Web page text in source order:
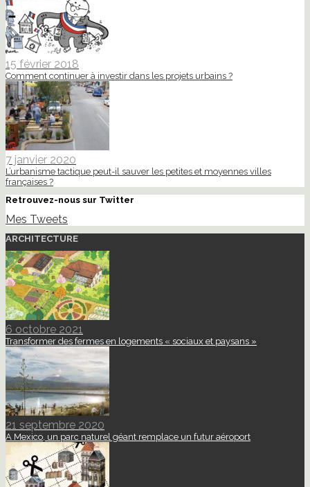
15 février 2018
Comment continuer à investir dans les projets urbains ?
7 janvier 2020
L’urbanisme tactique peut-il sauver les petites et moyennes villes
françaises ?
Retrouvez-nous sur Twitter
Mes Tweets
ARCHITECTURE
6 octobre 2021
Transformer des fermes en logements « sociaux et paysans »
21 septembre 2020
A Mexico, un parc naturel géant remplace un futur aéroport